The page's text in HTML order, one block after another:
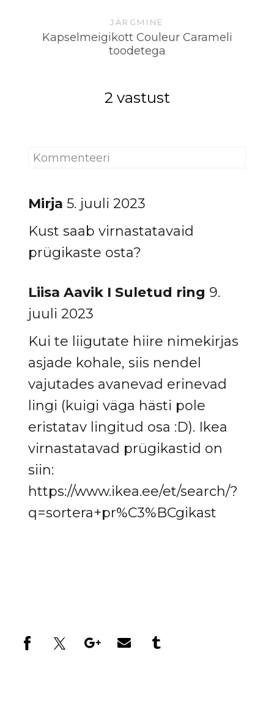
JÄRGMINE
Kapselmeigikott Couleur Carameli
toodetega
2 vastust
Mirja 5. juuli 2023
Kust saab virnastatavaid
prügikaste osta?
Liisa Aavik I Suletud ring 9.
juuli 2023
Kui te liigutate hiire nimekirjas
asjade kohale, siis nendel
vajutades avanevad erinevad
lingi (kuigi väga hästi pole
eristatav lingitud osa :D). Ikea
virnastatavad prügikastid on
siin:
https://www.ikea.ee/et/search/?
q=sortera+pr%C3%BCgikast